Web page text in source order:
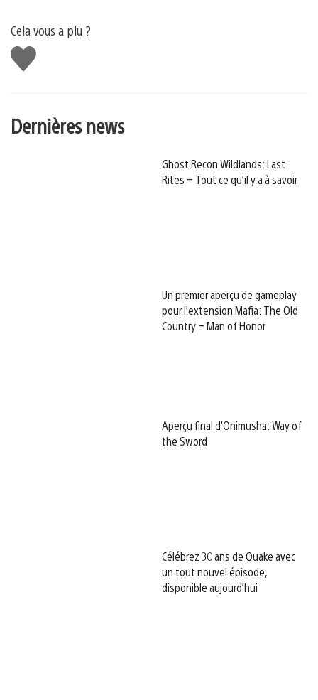
Cela vous a plu ?
J'aime
Dernières news
Ghost Recon Wildlands: Last
Rites – Tout ce qu’il y a à savoir
Un premier aperçu de gameplay
pour l’extension Mafia: The Old
Country – Man of Honor
Aperçu final d’Onimusha: Way of
the Sword
Célébrez 30 ans de Quake avec
un tout nouvel épisode,
disponible aujourd’hui